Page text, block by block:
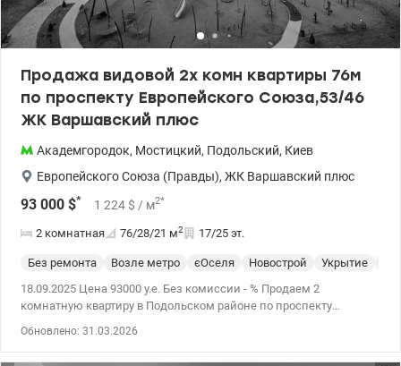
Продажа видовой 2х комн квартиры 76м
по проспекту Европейского Союза,53/46
ЖК Варшавский плюс
Академгородок, Мостицкий, Подольский, Киев
Европейского Союза (Правды), ЖК Варшавский плюс
93 000 $* 1 224 $ / м2*
2 комнатная 76/28/21 м2 17/25 эт.
Без ремонта Возле метро єОселя Новострой Укрытие
18.09.2025 Цена 93000 у.е. Без комиссии - % Продаем 2
комнатную квартиру в Подольском районе по проспекту
Обновлено: 31.03.2026